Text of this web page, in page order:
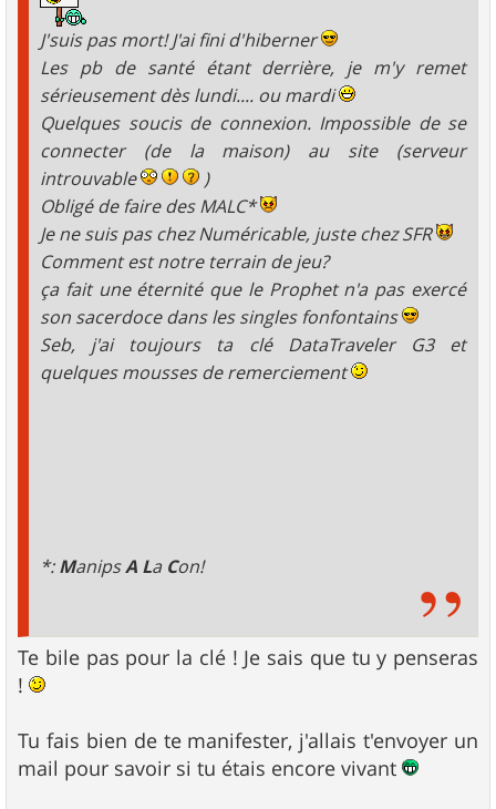
J'suis pas mort! J'ai fini d'hiberner
Les pb de santé étant derrière, je m'y remet
sérieusement dès lundi.... ou mardi
Quelques soucis de connexion. Impossible de se
connecter (de la maison) au site (serveur
introuvable
)
Obligé de faire des MALC*
Je ne suis pas chez Numéricable, juste chez SFR
Comment est notre terrain de jeu?
ça fait une éternité que le Prophet n'a pas exercé
son sacerdoce dans les singles fonfontains
Seb, j'ai toujours ta clé DataTraveler G3 et
quelques mousses de remerciement
*:ManipsA La Con!
Te bile pas pour la clé ! Je sais que tu y penseras
!
Tu fais bien de te manifester, j'allais t'envoyer un
mail pour savoir si tu étais encore vivant